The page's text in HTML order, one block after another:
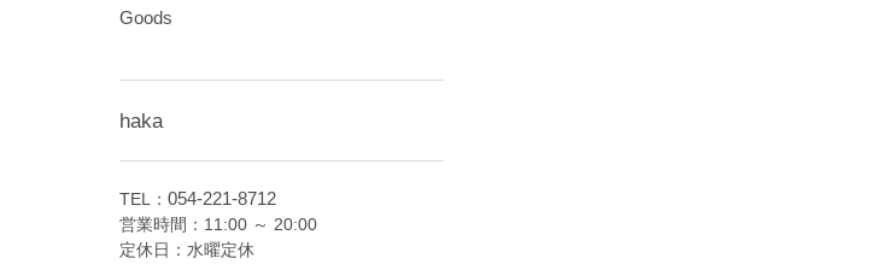
Goods
haka
TEL： 054-221-8712
営業時間：11:00 ～ 20:00
定休日：水曜定休